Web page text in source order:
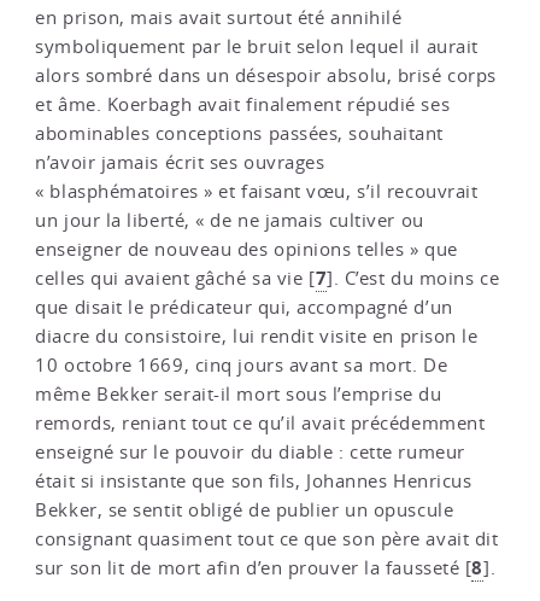
en prison, mais avait surtout été annihilé
symboliquement par le bruit selon lequel il aurait
alors sombré dans un désespoir absolu, brisé corps
et âme. Koerbagh avait finalement répudié ses
abominables conceptions passées, souhaitant
n’avoir jamais écrit ses ouvrages
« blasphématoires » et faisant vœu, s’il recouvrait
un jour la liberté, « de ne jamais cultiver ou
enseigner de nouveau des opinions telles » que
celles qui avaient gâché sa vie [7]. C’est du moins ce
que disait le prédicateur qui, accompagné d’un
diacre du consistoire, lui rendit visite en prison le
10 octobre 1669, cinq jours avant sa mort. De
même Bekker serait-il mort sous l’emprise du
remords, reniant tout ce qu’il avait précédemment
enseigné sur le pouvoir du diable : cette rumeur
était si insistante que son fils, Johannes Henricus
Bekker, se sentit obligé de publier un opuscule
consignant quasiment tout ce que son père avait dit
sur son lit de mort afin d’en prouver la fausseté [8].